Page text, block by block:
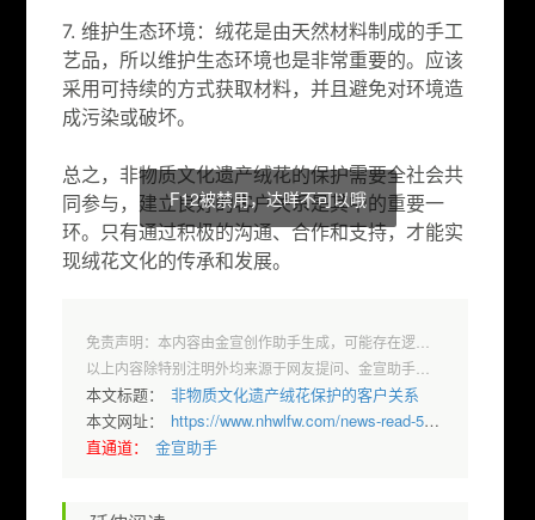
7. 维护生态环境：绒花是由天然材料制成的手工
艺品，所以维护生态环境也是非常重要的。应该
采用可持续的方式获取材料，并且避免对环境造
成污染或破坏。
总之，非物质文化遗产绒花的保护需要全社会共
同参与，建立良好的客户关系是其中的重要一
环。只有通过积极的沟通、合作和支持，才能实
现绒花文化的传承和发展。
以上内容除特别注明外均来源于网友提问、金宣助手回答，权益归原著者所有，本站仅作效果演示和欣赏之用；
本文标题：
非物质文化遗产绒花保护的客户关系
本文网址：
https://www.nhwlfw.com/news-read-5311.html
直通道：
金宣助手
F12被禁用，达咩不可以哦